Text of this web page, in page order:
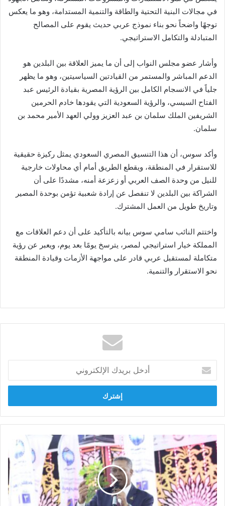
في مجالات البنية التحتية والطاقة والتنمية المستدامة، وهو ما يعكس
توجهًا واضحاً نحو بناء نموذج عربي حديث يقوم على المصالح
المتبادلة والتكامل الاستراتيجي.
وأشار عضو مجلس النواب إلى أن ما يميز العلاقة بين البلدين هو
الدعم المباشر والمستمر من القيادتين السياسيتين، وهو ما يظهر
جلياً في الانسجام الكامل بين الرؤية المصرية بقيادة الرئيس عبد
الفتاح السيسي، والرؤية السعودية التي يقودها خادم الحرمين
الشريفين الملك سلمان بن عبد العزيز وولي العهد الأمير محمد بن
سلمان.
وأكد سوس، أن هذا التنسيق المصري السعودي يمثل ركيزة حقيقية
للاستقرار في المنطقة، ويقطع الطريق أمام أي محاولات خارجية
للنيل من وحدة الصف العربي أو زعزعة أمنه، مشددًا على أن
الشراكة بين البلدين لا تنفصل عن إرادة شعبية تؤمن بوحدة المصير
وتاريخ طويل من العمل المشترك.
واختتم النائب سامي سوس بيانه بالتأكيد على أن دعم العلاقات مع
المملكة خيار استراتيجي لمصر، يترسخ يومًا بعد يوم، ويعبر عن رؤية
متكاملة لمستقبل عربي قادر على مواجهة الأزمات وقيادة المنطقة
نحو الاستقرار والتنمية.
بريدك
الإلكتروني
جولات
مكوكية
لمحمد
حمزه
مرشح
"مستقبل
وطن"